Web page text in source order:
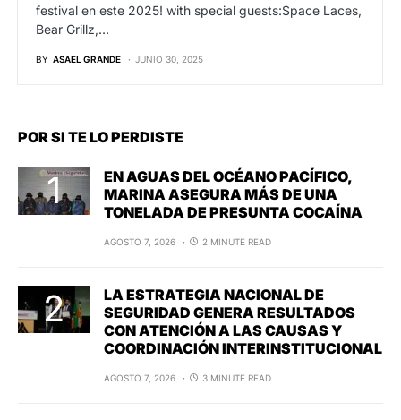
festival en este 2025! with special guests:Space Laces,
Bear Grillz,…
BY ASAEL GRANDE JUNIO 30, 2025
POR SI TE LO PERDISTE
EN AGUAS DEL OCÉANO PACÍFICO,
MARINA ASEGURA MÁS DE UNA
TONELADA DE PRESUNTA COCAÍNA
AGOSTO 7, 2026 2 MINUTE READ
LA ESTRATEGIA NACIONAL DE
SEGURIDAD GENERA RESULTADOS
CON ATENCIÓN A LAS CAUSAS Y
COORDINACIÓN INTERINSTITUCIONAL
AGOSTO 7, 2026 3 MINUTE READ